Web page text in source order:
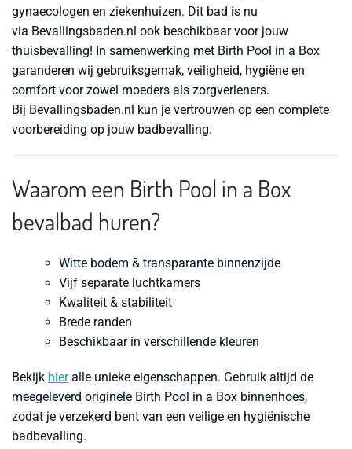
gynaecologen en ziekenhuizen. Dit bad is nu
via Bevallingsbaden.nl ook beschikbaar voor jouw
thuisbevalling! In samenwerking met Birth Pool in a Box
garanderen wij gebruiksgemak, veiligheid, hygiëne en
comfort voor zowel moeders als zorgverleners.
Bij Bevallingsbaden.nl kun je vertrouwen op een complete
voorbereiding op jouw badbevalling.
Waarom een Birth Pool in a Box
bevalbad huren?
Witte bodem & transparante binnenzijde
Vijf separate luchtkamers
Kwaliteit & stabiliteit
Brede randen
Beschikbaar in verschillende kleuren
Bekijk hieralle unieke eigenschappen. Gebruik altijd de
meegeleverd originele Birth Pool in a Box binnenhoes,
zodat je verzekerd bent van een veilige en hygiënische
badbevalling.